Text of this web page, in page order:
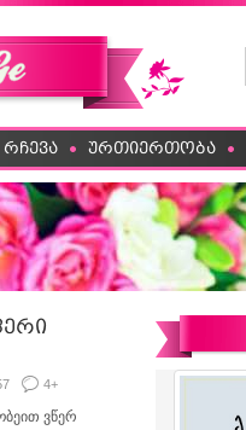
რჩევა ურთიერთობა
4+
ვწერ